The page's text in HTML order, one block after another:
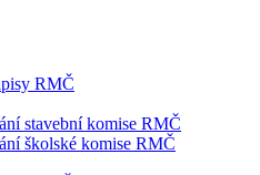
RMČ
stavební komise RMČ
školské komise RMČ